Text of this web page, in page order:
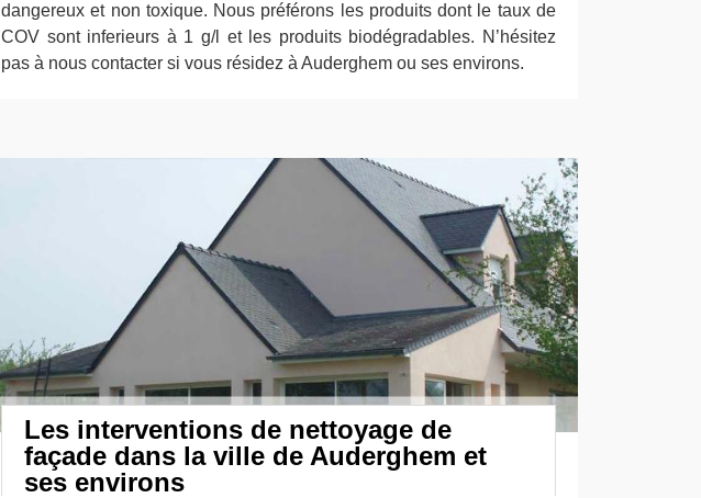
dangereux et non toxique. Nous préférons les produits dont le taux de
COV sont inferieurs à 1 g/l et les produits biodégradables. N’hésitez
pas à nous contacter si vous résidez à Auderghem ou ses environs.
Les interventions de nettoyage de
façade dans la ville de Auderghem et
ses environs